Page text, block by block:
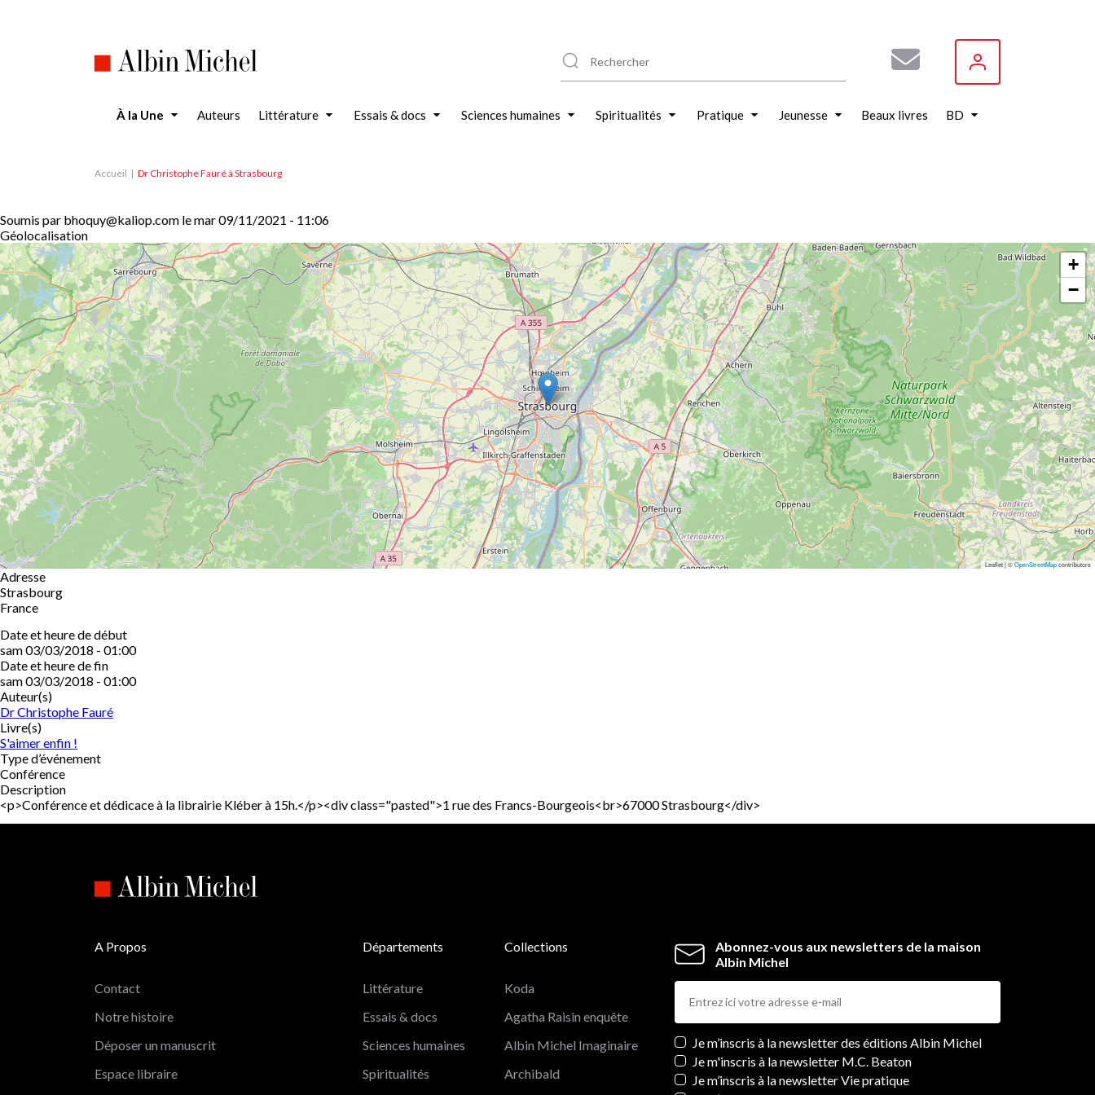
À la Une Auteurs Littérature Essais & docs Sciences humaines Spiritualités Pratique Jeunesse Beaux livres BD
Accueil Dr Christophe Fauré à Strasbourg
Soumis par bhoquy@kaliop.com lemar 09/11/2021 - 11:06
Géolocalisation
+
−
Leaflet | ©OpenStreetMapcontributors
Adresse
Strasbourg
France
Date et heure de début
sam 03/03/2018 - 01:00
Date et heure de fin
sam 03/03/2018 - 01:00
Auteur(s)
Dr Christophe Fauré
Livre(s)
S'aimer enfin !
Type d’événement
Conférence
Description
<p>Conférence et dédicace à la librairie Kléber à 15h.</p><div class="pasted">1 rue des Francs-Bourgeois<br>67000 Strasbourg</div>
Abonnez-vous aux newsletters de la maison
Albin Michel
Newsletters
Je m’inscris à la newsletter des éditions Albin Michel
Je m'inscris à la newsletter M.C. Beaton
Je m’inscris à la newsletter Vie pratique
A Propos
Contact
Notre histoire
Déposer un manuscrit
Espace libraire
Départements
Littérature
Essais & docs
Sciences humaines
Spiritualités
Collections
Koda
Agatha Raisin enquête
Albin Michel Imaginaire
Archibald